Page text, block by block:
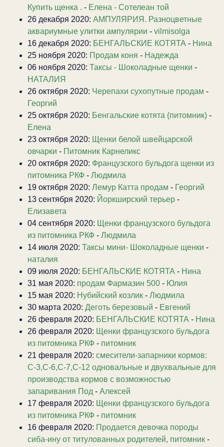
Купить щенка . - Елена - Сотелеан той
26 декабря 2020: АМПУЛЯРИЯ. Разноцветные
аквариумные улитки ампулярии - vilmisolga
16 декабря 2020: БЕНГАЛЬСКИЕ КОТЯТА - Нина
25 ноября 2020: Продам коня - Надежда
06 ноября 2020: Таксы - Шоколадные щенки -
НАТАЛИЯ
26 октября 2020: Черепахи сухопутные продам -
Георгий
25 октября 2020: Бенгальские котята (питомник) -
Елена
23 октября 2020: Щенки белой швейцарской
овчарки - Питомник Карнеликс
20 октября 2020: Французского бульдога щенки из
питомника РКФ - Людмила
19 октября 2020: Лемур Катта продам - Георгий
13 сентября 2020: Йоркширский терьер -
Елизавета
04 сентября 2020: Щенки французского бульдога
из питомника РКФ - Людмила
14 июля 2020: Таксы мини- Шоколадные щенки -
наталия
09 июля 2020: БЕНГАЛЬСКИЕ КОТЯТА - Нина
31 мая 2020: продам Фармазин 500 - Юлия
15 мая 2020: Нубийский козлик - Людмила
30 марта 2020: Деготь березовый - Евгений
26 февраля 2020: БЕНГАЛЬСКИЕ КОТЯТА - Нина
26 февраля 2020: Щенки французского бульдога
из питомника РКФ - питомник
21 февраля 2020: смесители-запарники кормов:
С-3,С-6,С-7,С-12 одновальные и двухвальные для
производства кормов с возможностью
запаривания Под - Алексей
17 февраля 2020: Щенки французского бульдога
из питомника РКФ - питомник
16 февраля 2020: Продается девочка породы
сиба-ину от титулованных родителей, питомник -